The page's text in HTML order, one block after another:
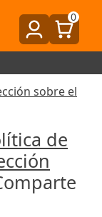
0
sobre el
de